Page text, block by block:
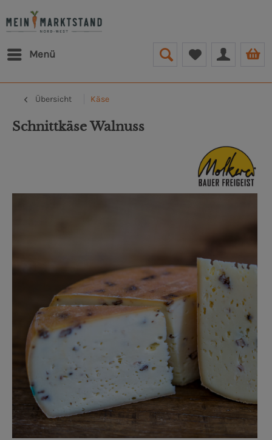
Menü
Übersicht Käse
Schnittkäse Walnuss